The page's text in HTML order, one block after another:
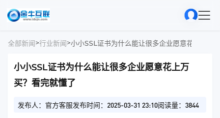
全部新闻>行业新闻>小小SSL证书为什么能让很多企业愿意花上万买
小小SSL证书为什么能让很多企业愿意花上万
买？看完就懂了
发布人：官方客服发布时间：2025-03-31 23:10阅读量：3844